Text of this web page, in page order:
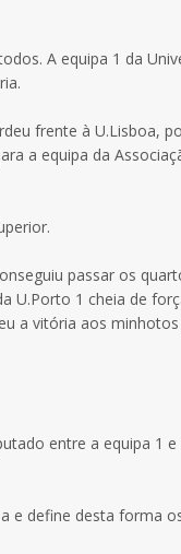
A equipa 1 da
frente à U.Lisboa,
a equipa da
passar os
U.Porto 1 cheia de
a vitória aos
entre a equipa 1
e define desta forma